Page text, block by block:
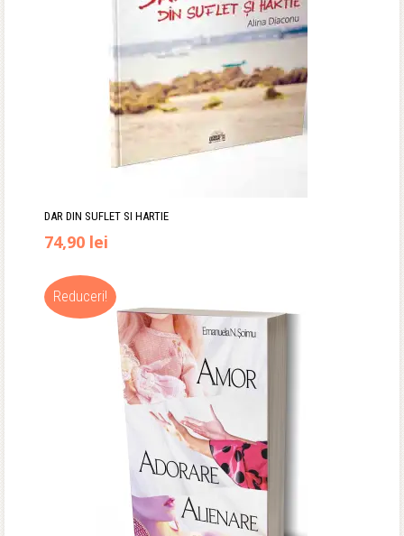
DAR DIN SUFLET SI HARTIE
74,90 lei
Reduceri!